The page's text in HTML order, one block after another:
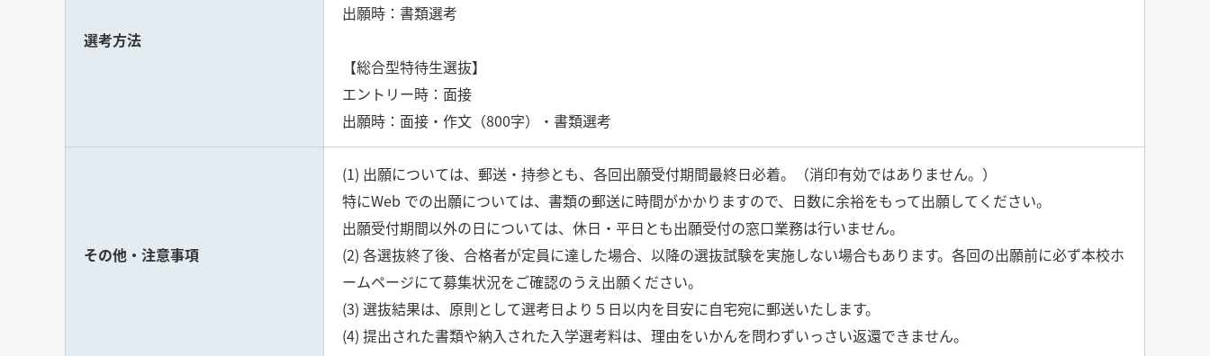
選考方法
出願時：書類選考
【総合型特待生選抜】
エントリー時：面接
出願時：面接・作文（800字）・書類選考
その他・注意事項
(1) 出願については、郵送・持参とも、各回出願受付期間最終日必着。（消印有効ではありません。）
特にWeb での出願については、書類の郵送に時間がかかりますので、日数に余裕をもって出願してください。
出願受付期間以外の日については、休日・平日とも出願受付の窓口業務は行いません。
(2) 各選抜終了後、合格者が定員に達した場合、以降の選抜試験を実施しない場合もあります。各回の出願前に必ず本校ホ
ームページにて募集状況をご確認のうえ出願ください。
(3) 選抜結果は、原則として選考日より５日以内を目安に自宅宛に郵送いたします。
(4) 提出された書類や納入された入学選考料は、理由をいかんを問わずいっさい返還できません。